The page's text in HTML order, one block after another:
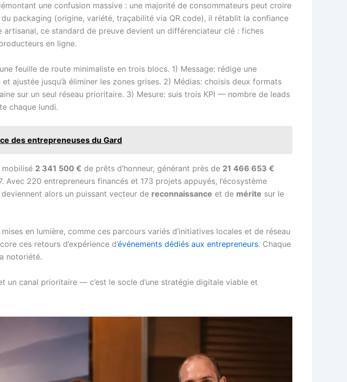
une confusion massive : une majorité de consommateurs peut croire
packaging (origine, variété, traçabilité via QR code), il rétablit la confiance
ce standard de preuve devient un différenciateur clé : fiches
en ligne.
feuille de route minimaliste en trois blocs. 1) Message: rédige une
ajustée jusqu’à éliminer les zones grises. 2) Médias: choisis deux formats
sur un seul réseau prioritaire. 3) Mesure: suis trois KPI — nombre de leads
chaque lundi.
des entrepreneuses du Gard
mobilisé 2 341 500 € de prêts d’honneur, générant près de 21 466 653 €
220 entrepreneurs financés et 173 projets appuyés, l’écosystème
alors un puissant vecteur de reconnaissance et de mérite sur le
en lumière, comme ces parcours variés d’initiatives locales et de réseau
ces retours d’expérience d’événements dédiés aux entrepreneurs. Chaque
notoriété.
canal prioritaire — c’est le socle d’une stratégie digitale viable et